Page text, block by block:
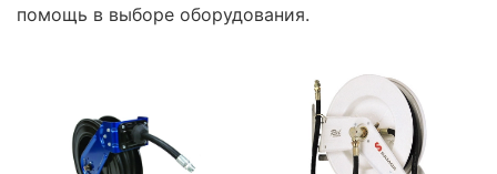
помощь в выборе оборудования.